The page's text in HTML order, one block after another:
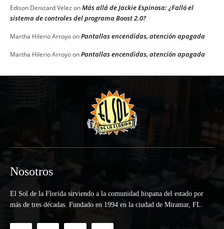
Edison Denizard Velez onMás allá de Jackie Espinosa: ¿Falló el
sistema de controles del programa Boost 2.0?
Martha Hilerio ArroyoonPantallas encendidas, atención apagada
Martha Hilerio ArroyoonPantallas encendidas, atención apagada
Nosotros
El Sol de la Florida sirviendo a la comunidad hispana del estado por
más de tres décadas. Fundado en 1994 en la ciudad de Miramar, FL.